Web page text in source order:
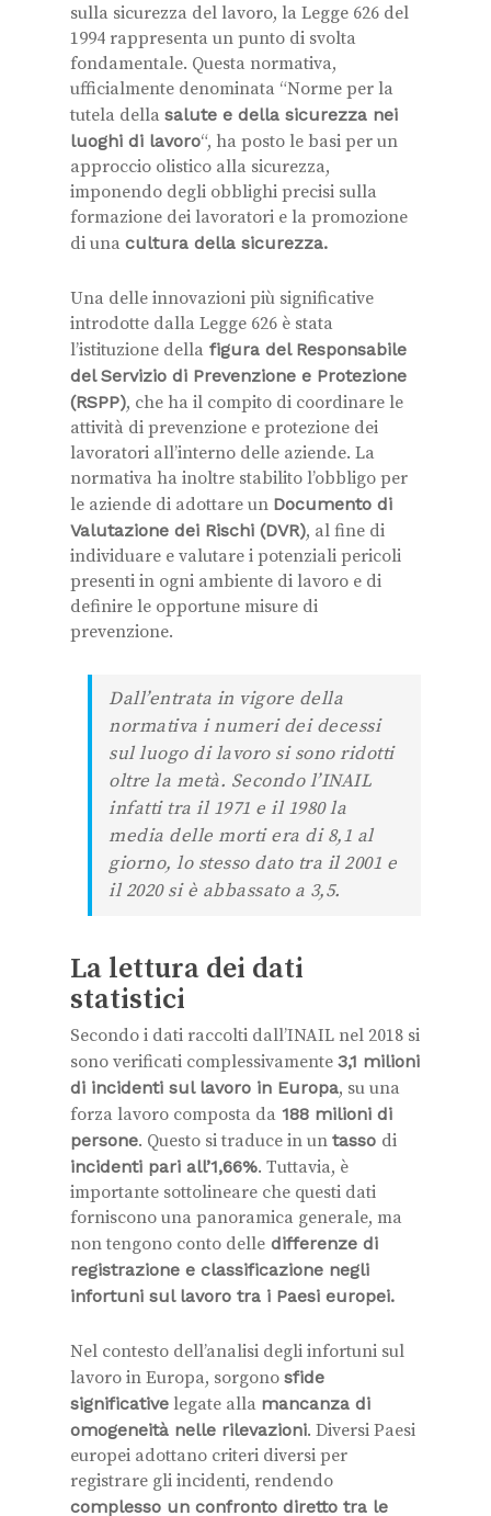
sulla sicurezza del lavoro, la Legge 626 del
1994 rappresenta un punto di svolta
fondamentale. Questa normativa,
ufficialmente denominata “Norme per la
tutela della salute e della sicurezza nei
luoghi di lavoro“, ha posto le basi per un
approccio olistico alla sicurezza,
imponendo degli obblighi precisi sulla
formazione dei lavoratori e la promozione
di una cultura della sicurezza.
Una delle innovazioni più significative
introdotte dalla Legge 626 è stata
l’istituzione della figura del Responsabile
del Servizio di Prevenzione e Protezione
(RSPP), che ha il compito di coordinare le
attività di prevenzione e protezione dei
lavoratori all’interno delle aziende. La
normativa ha inoltre stabilito l’obbligo per
le aziende di adottare un Documento di
Valutazione dei Rischi (DVR), al fine di
individuare e valutare i potenziali pericoli
presenti in ogni ambiente di lavoro e di
definire le opportune misure di
prevenzione.
Dall’entrata in vigore della
normativa i numeri dei decessi
sul luogo di lavoro si sono ridotti
oltre la metà. Secondo l’INAIL
infatti tra il 1971 e il 1980 la
media delle morti era di 8,1 al
giorno, lo stesso dato tra il 2001 e
il 2020 si è abbassato a 3,5.
La lettura dei dati
statistici
Secondo i dati raccolti dall’INAIL nel 2018 si
sono verificati complessivamente 3,1 milioni
di incidenti sul lavoro in Europa, su una
forza lavoro composta da 188 milioni di
persone. Questo si traduce in un tasso di
incidenti pari all’1,66%. Tuttavia, è
importante sottolineare che questi dati
forniscono una panoramica generale, ma
non tengono conto delle differenze di
registrazione e classificazione negli
infortuni sul lavoro tra i Paesi europei.
Nel contesto dell’analisi degli infortuni sul
lavoro in Europa, sorgono sfide
significative legate alla mancanza di
omogeneità nelle rilevazioni. Diversi Paesi
europei adottano criteri diversi per
registrare gli incidenti, rendendo
complesso un confronto diretto tra le